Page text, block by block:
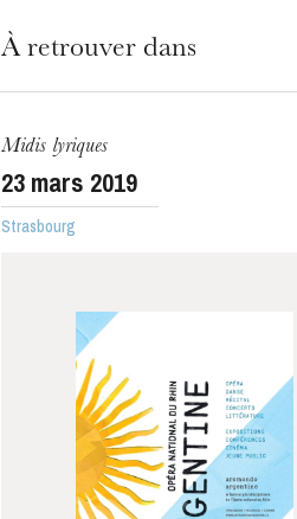
À retrouver dans
Midis lyriques
23 mars 2019
Strasbourg